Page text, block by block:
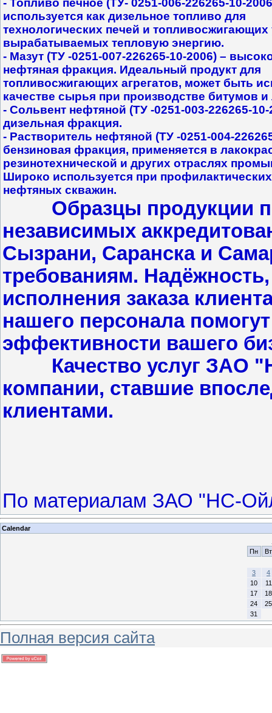
- Топливо печное (ТУ- 0251-006-226265-10-
используется как дизельное топливо для
технологических печей и топливосжигающих
вырабатываемых тепловую энергию.
- Мазут (ТУ -0251-007-226265-10-2006) –
нефтяная фракция. Идеальный продукт для
топливосжигающих агрегатов, может быть
качестве сырья при производстве битумов и
- Сольвент нефтяной (ТУ -0251-003-226265-10-
дизельная фракция.
- Растворитель нефтяной (ТУ -0251-004-
бензиновая фракция, применяется в
резинотехнической и других отраслях
Широко используется при
нефтяных скважин.
Образцы продукции
независимых
Сызрани, Саранска и
требованиям.
исполнения заказа
нашего персонала
эффективности вашего
Качество услуг ЗАО
компании, ставшие
клиентами.
По материалам ЗАО "НС-
Calendar
Пн
Вт
3
4
10
11
17
18
24
25
31
Полная версия сайта